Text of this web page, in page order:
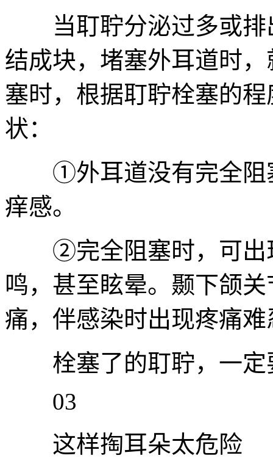
当耵聍分泌过多或排
结成块，堵塞外耳道时
塞时，根据耵聍栓塞的
状：
①外耳道没有完全阻
痒感。
②完全阻塞时，可出
鸣，甚至眩晕。颞下颌
痛，伴感染时出现疼痛难
栓塞了的耵聍，一定
03
这样掏耳朵太危险